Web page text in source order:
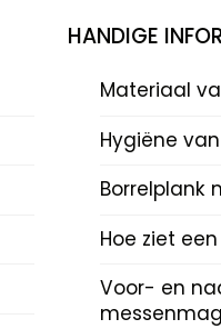
HANDIGE
Materiaal
Hygiëne
Borrelplank
Hoe ziet
Voor- en